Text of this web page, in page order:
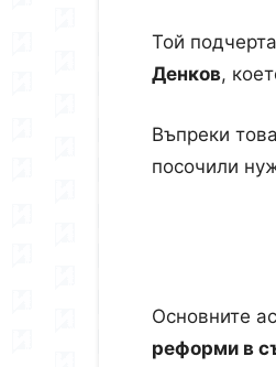
Той
Денков,
Въпреки
посочили
Основните
реформи в